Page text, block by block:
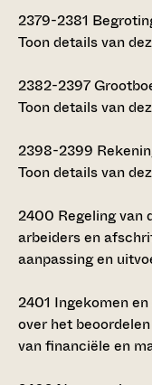
2379-2381
Toon details van
2382-2397
Toon details van
2398-2399
Toon details van
2400 Regeling van
arbeiders en
aanpassing en
2401 Ingekomen
over het
van financiële en